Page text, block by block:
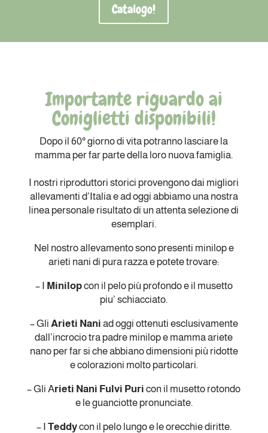
Catalogo!
Importante riguardo ai
Coniglietti disponibili!
Dopo il 60° giorno di vita potranno lasciare la
mamma per far parte della loro nuova famiglia.
I nostri riproduttori storici provengono dai migliori
allevamenti d’Italia e ad oggi abbiamo una nostra
linea personale risultato di un attenta selezione di
esemplari.
Nel nostro allevamento sono presenti minilop e
arieti nani di pura razza e potete trovare:
– I Minilopcon il pelo più profondo e il musetto
piu’ schiacciato.
– Gli Arieti Nani ad oggi ottenuti esclusivamente
dall’incrocio tra padre minilop e mamma ariete
nano per far si che abbiano dimensioni più ridotte
e colorazioni molto particolari.
– Gli Arieti Nani Fulvi Puri con il musetto rotondo
e le guanciotte pronunciate.
– I Teddycon il pelo lungo e le orecchie diritte.